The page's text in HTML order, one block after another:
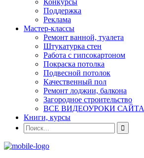
Конкурсы
Поддержка
Реклама
Мастер-классы
Ремонт ванной, туалета
Штукатурка стен
Работа с гипсокартоном
Покраска потолка
Подвесной потолок
Качественный пол
Ремонт лоджии, балкона
Загородное строительство
ВСЕ ВИДЕОУРОКИ САЙТА
Книги, курсы